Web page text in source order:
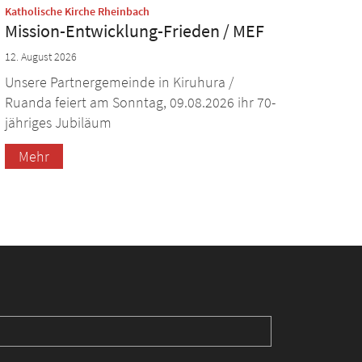
Katholische Kirche Rheinbach
Mission-Entwicklung-Frieden / MEF
12. August 2026
Unsere Partnergemeinde in Kiruhura /
Ruanda feiert am Sonntag, 09.08.2026 ihr 70-
jähriges Jubiläum
Mehr